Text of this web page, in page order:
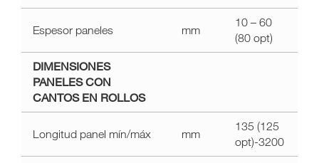
Espesor paneles mm
10 – 60
(80 opt)
DIMENSIONES
PANELES CON
CANTOS EN ROLLOS
Longitud panel mín/máx mm
135 (125
opt)-3200